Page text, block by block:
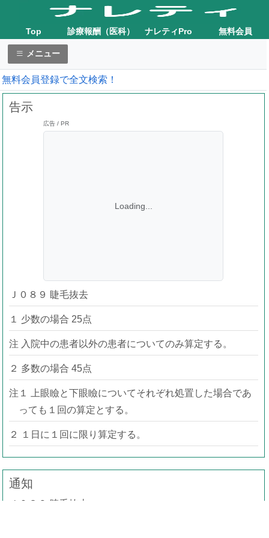
Top 診療報酬（医科） ナレティPro 無料会員
メニュー
無料会員登録で全文検索！
告示
広告 / PR
Loading...
Ｊ０８９ 睫毛抜去
１ 少数の場合 25点
注 入院中の患者以外の患者についてのみ算定する。
２ 多数の場合 45点
注１ 上眼瞼と下眼瞼についてそれぞれ処置した場合であ
っても１回の算定とする。
２ １日に１回に限り算定する。
通知
Ｊ０８９ 睫毛抜去